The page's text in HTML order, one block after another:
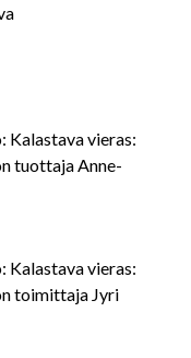
Kalastava vieras:
tuottaja Anne-
Kalastava vieras:
toimittaja Jyri